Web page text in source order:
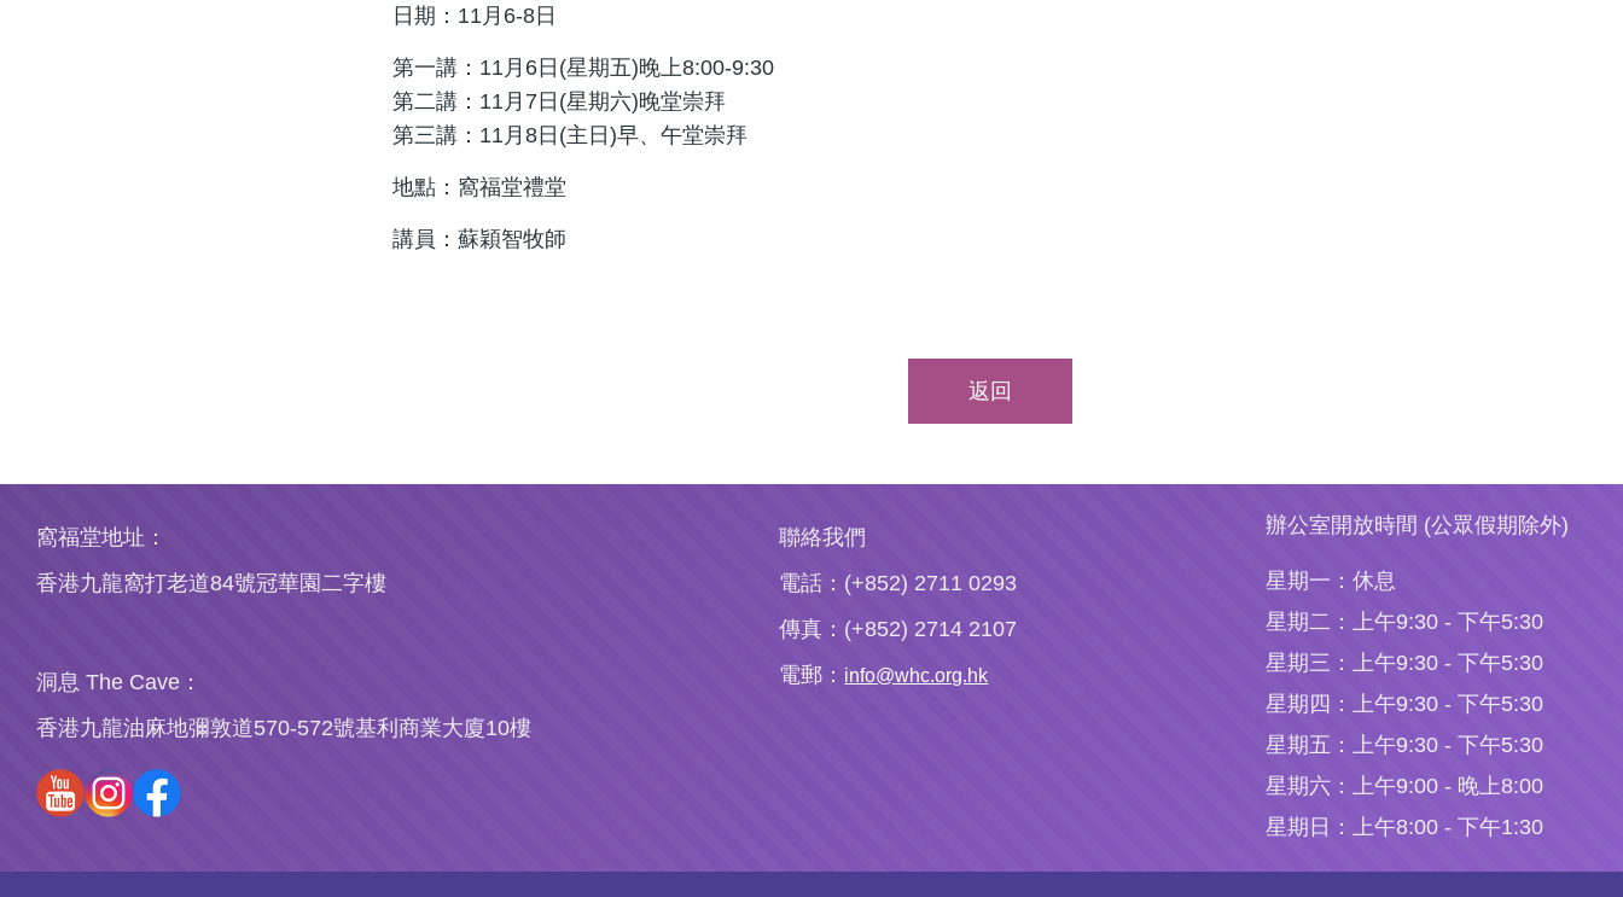
日期：11月6-8日
第一講：11月6日(星期五)晚上8:00-9:30
第二講：11月7日(星期六)晚堂崇拜
第三講：11月8日(主日)早、午堂崇拜
地點：窩福堂禮堂
講員：蘇穎智牧師
返回
窩福堂地址：
香港九龍窩打老道84號冠華園二字樓
洞息 The Cave：
香港九龍油麻地彌敦道570-572號基利商業大廈10樓
聯絡我們
電話：(+852) 2711 0293
傳真：(+852) 2714 2107
電郵： info@whc.org.hk
辦公室開放時間 (公眾假期除外)
星期一： 休息
星期二： 上午9:30 - 下午5:30
星期三： 上午9:30 - 下午5:30
星期四： 上午9:30 - 下午5:30
星期五： 上午9:30 - 下午5:30
星期六： 上午9:00 - 晚上8:00
星期日： 上午8:00 - 下午1:30